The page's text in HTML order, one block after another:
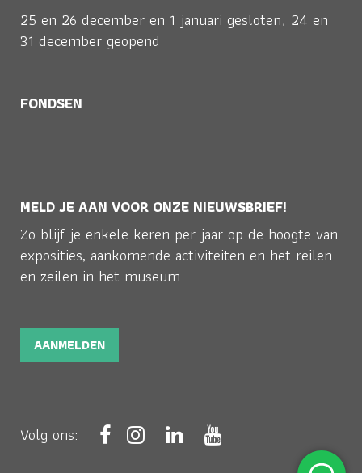
25 en 26 december en 1 januari gesloten; 24 en
31 december geopend
FONDSEN
MELD JE AAN VOOR ONZE NIEUWSBRIEF!
Zo blijf je enkele keren per jaar op de hoogte van
exposities, aankomende activiteiten en het reilen
en zeilen in het museum.
AANMELDEN
Volg ons: